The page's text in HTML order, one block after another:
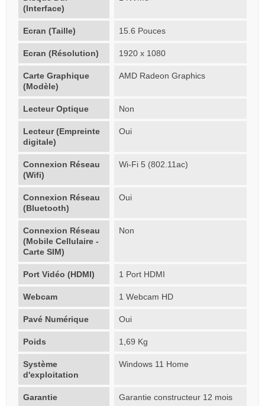
(Interface)
Ecran (Taille) 15.6 Pouces
Ecran (Résolution) 1920 x 1080
Carte Graphique
(Modèle)
AMD Radeon Graphics
Lecteur Optique Non
Lecteur (Empreinte
digitale)
Oui
Connexion Réseau
(Wifi)
Wi-Fi 5 (802.11ac)
Connexion Réseau
(Bluetooth)
Oui
Connexion Réseau
(Mobile Cellulaire -
Carte SIM)
Non
Port Vidéo (HDMI) 1 Port HDMI
Webcam 1 Webcam HD
Pavé Numérique Oui
Poids 1,69 Kg
Système
d'exploitation
Windows 11 Home
Garantie Garantie constructeur 12 mois